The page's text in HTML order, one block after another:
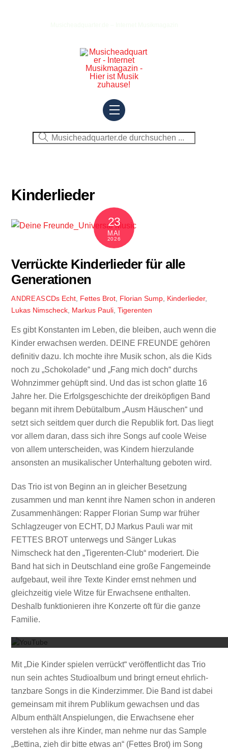
Menu
Kinderlieder
23
MAI
2026
Verrückte Kinderlieder für alle
Generationen
ANDREASCDs Echt, Fettes Brot, Florian Sump, Kinderlieder,
Lukas Nimscheck Markus Pauli ,Tigerenten
Es gibt Konstanten im Leben, die bleiben, auch wenn die
Kinder erwachsen werden. DEINE FREUNDE gehören
definitiv dazu. Ich mochte ihre Musik schon, als die Kids
noch zu „Schokolade“ und „Fang mich doch“ durchs
Wohnzimmer gehüpft sind. Und das ist schon glatte 16
Jahre her. Die Erfolgsgeschichte der dreiköpfigen Band
begann mit ihrem Debütalbum „Ausm Häuschen“ und
setzt sich seitdem quer durch die Republik fort. Das liegt
vor allem daran, dass sich ihre Songs auf coole Weise
von allem unterscheiden, was Kindern hierzulande
ansonsten an musikalischer Unterhaltung geboten wird.
Das Trio ist von Beginn an in gleicher Besetzung
zusammen und man kennt ihre Namen schon in anderen
Zusammenhängen: Rapper Florian Sump war früher
Schlagzeuger von ECHT, DJ Markus Pauli war mit
FETTES BROT unterwegs und Sänger Lukas
Nimscheck hat den „Tigerenten-Club“ moderiert. Die
Band hat sich in Deutschland eine große Fangemeinde
aufgebaut, weil ihre Texte Kinder ernst nehmen und
gleichzeitig viele Witze für Erwachsene enthalten.
Deshalb funktionieren ihre Konzerte oft für die ganze
Familie.
Mit „Die Kinder spielen verrückt“ veröffentlicht das Trio
nun sein achtes Studioalbum und bringt erneut ehrlich-
tanzbare Songs in die Kinderzimmer. Die Band ist dabei
gemeinsam mit ihrem Publikum gewachsen und das
Album enthält Anspielungen, die Erwachsene eher
verstehen als ihre Kinder, man nehme nur das Sample
„Bettina, zieh dir bitte etwas an“ (Fettes Brot) im Song